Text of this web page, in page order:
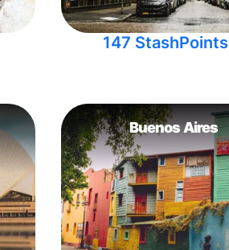
147 StashPoints
Buenos Aires